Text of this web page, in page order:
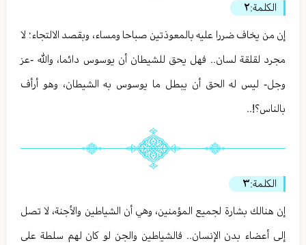
الكلمة:٢
إن من يخاف ضررا عليه بالمعوذتين صباحا ومساء، وبقصد الالتجاء؛ لا
مجرد لقلقة لسان.. فهل يحق للشيطان أن يوسوس دائما، والله -عز
وجل- ليس له الحق أن يبطل ما يوسوس به الشيطان، وهو أرأف
بالناس؟!..
الكلمة:٣
إن هنالك بشارة لجميع المؤمنين، وهي أن الشياطين والأجنة، لا تصل
إلى أعضاء بدن الإنسان.. فالشياطين والجن لو كان لهم سلطة على